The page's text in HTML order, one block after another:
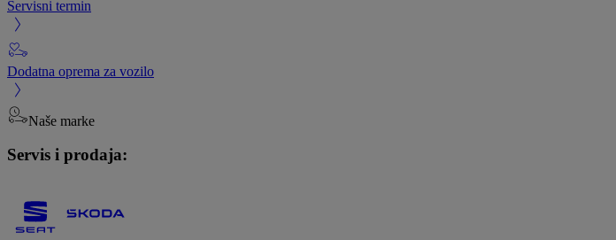
Servisni termin
Dodatna oprema za vozilo
Naše marke
Servis i prodaja: